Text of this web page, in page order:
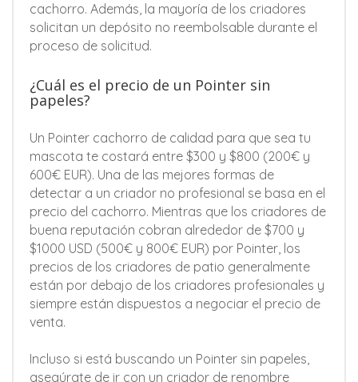
cachorro. Además, la mayoría de los criadores
solicitan un depósito no reembolsable durante el
proceso de solicitud.
¿Cuál es el precio de un Pointer sin
papeles?
Un Pointer cachorro de calidad para que sea tu
mascota te costará entre $300 y $800 (200€ y
600€ EUR). Una de las mejores formas de
detectar a un criador no profesional se basa en el
precio del cachorro. Mientras que los criadores de
buena reputación cobran alrededor de $700 y
$1000 USD (500€ y 800€ EUR) por Pointer, los
precios de los criadores de patio generalmente
están por debajo de los criadores profesionales y
siempre están dispuestos a negociar el precio de
venta.
Incluso si está buscando un Pointer sin papeles,
asegúrate de ir con un criador de renombre